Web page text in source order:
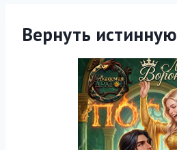
Вернуть истинную